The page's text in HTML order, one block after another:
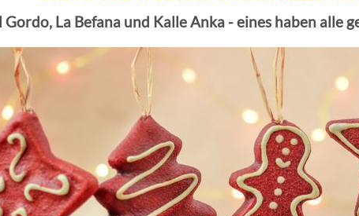
Gordo, La Befana und Kalle Anka - eines haben alle